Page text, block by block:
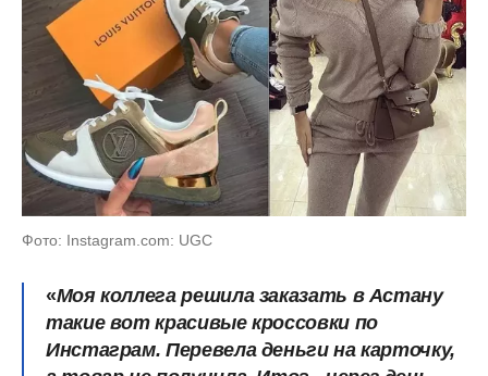
Фото: Instagram.com: UGC
«Моя коллега решила заказать в Астану
такие вот красивые кроссовки по
Инстаграм. Перевела деньги на карточку,